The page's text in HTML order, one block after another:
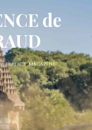
de
PERFECT MAGAZINE